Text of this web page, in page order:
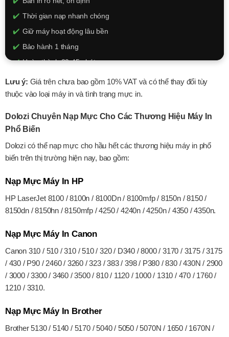
Thời gian nạp nhanh chóng
Giữ máy hoạt động lâu bền
Bảo hành 1 tháng
Hoàn thành 30-45 phút
180.000đ
Lưu ý: Giá trên chưa bao gồm 10% VAT và có thể thay đổi tùy
thuộc vào loại máy in và tình trạng mực in.
Dolozi Chuyên Nạp Mực Cho Các Thương Hiệu Máy In
Phổ Biến
Dolozi có thể nạp mực cho hầu hết các thương hiệu máy in phổ
biến trên thị trường hiện nay, bao gồm:
Nạp Mực Máy In HP
HP LaserJet 8100 / 8100n / 8100Dn / 8100mfp / 8150n / 8150 /
8150dn / 8150hn / 8150mfp / 4250 / 4240n / 4250n / 4350 / 4350n.
Nạp Mực Máy In Canon
Canon 310 / 510 / 310 / 510 / 320 / D340 / 8000 / 3170 / 3175 / 3175
/ 430 / P90 / 2460 / 3260 / 323 / 383 / 398 / P380 / 830 / 430N / 2900
/ 3000 / 3300 / 3460 / 3500 / 810 / 1120 / 1000 / 1310 / 470 / 1760 /
1210 / 3310.
Nạp Mực Máy In Brother
Brother 5130 / 5140 / 5170 / 5040 / 5050 / 5070N / 1650 / 1670N /